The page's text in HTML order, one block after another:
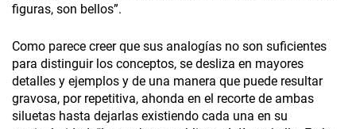
figuras, son bellos”.
Como parece creer que sus analogías no son suficientes
para distinguir los conceptos, se desliza en mayores
detalles y ejemplos y de una manera que puede resultar
gravosa, por repetitiva, ahonda en el recorte de ambas
siluetas hasta dejarlas existiendo cada una en su